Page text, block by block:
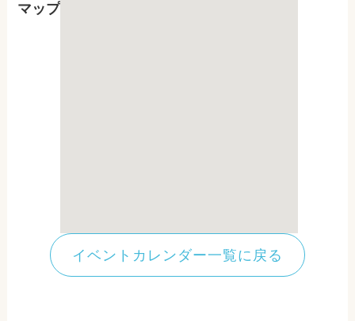
マップ
イベントカレンダー一覧に戻る